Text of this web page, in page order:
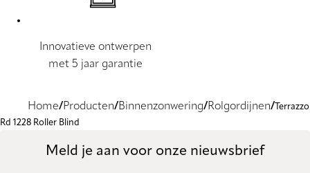
Innovatieve ontwerpen
met 5 jaar garantie
Home Producten Binnenzonwering Rolgordijnen
Terrazzo
Rd 1228 Roller Blind
Meld je aan voor onze nieuwsbrief